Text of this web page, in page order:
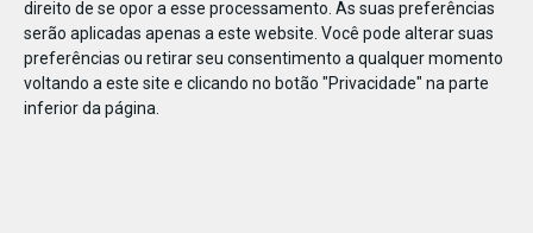
direito de se opor a esse processamento. As suas preferências
serão aplicadas apenas a este website. Você pode alterar suas
preferências ou retirar seu consentimento a qualquer momento
voltando a este site e clicando no botão "Privacidade" na parte
inferior da página.